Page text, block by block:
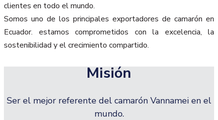
clientes en todo el mundo.
Somos uno de los principales exportadores de camarón en
Ecuador. estamos comprometidos con la excelencia, la
sostenibilidad y el crecimiento compartido.
Misión
Ser el mejor referente del camarón Vannamei en el
mundo.